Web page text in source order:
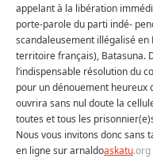
appelant à la libération
porte-parole du parti indé-
scandaleusement illégalisé en
territoire français), Batasuna.
l’indispensable résolution du
pour un dénouement heureux
ouvrira sans nul doute la
toutes et tous les
Nous vous invitons donc sans
en ligne sur arnaldoaskatu.org